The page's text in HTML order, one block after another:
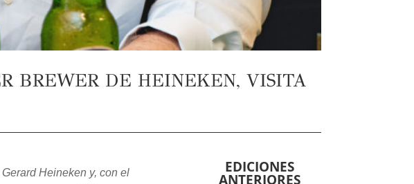
BREWER DE HEINEKEN, VISITA
Heineken y, con el
EDICIONES
ANTERIORES